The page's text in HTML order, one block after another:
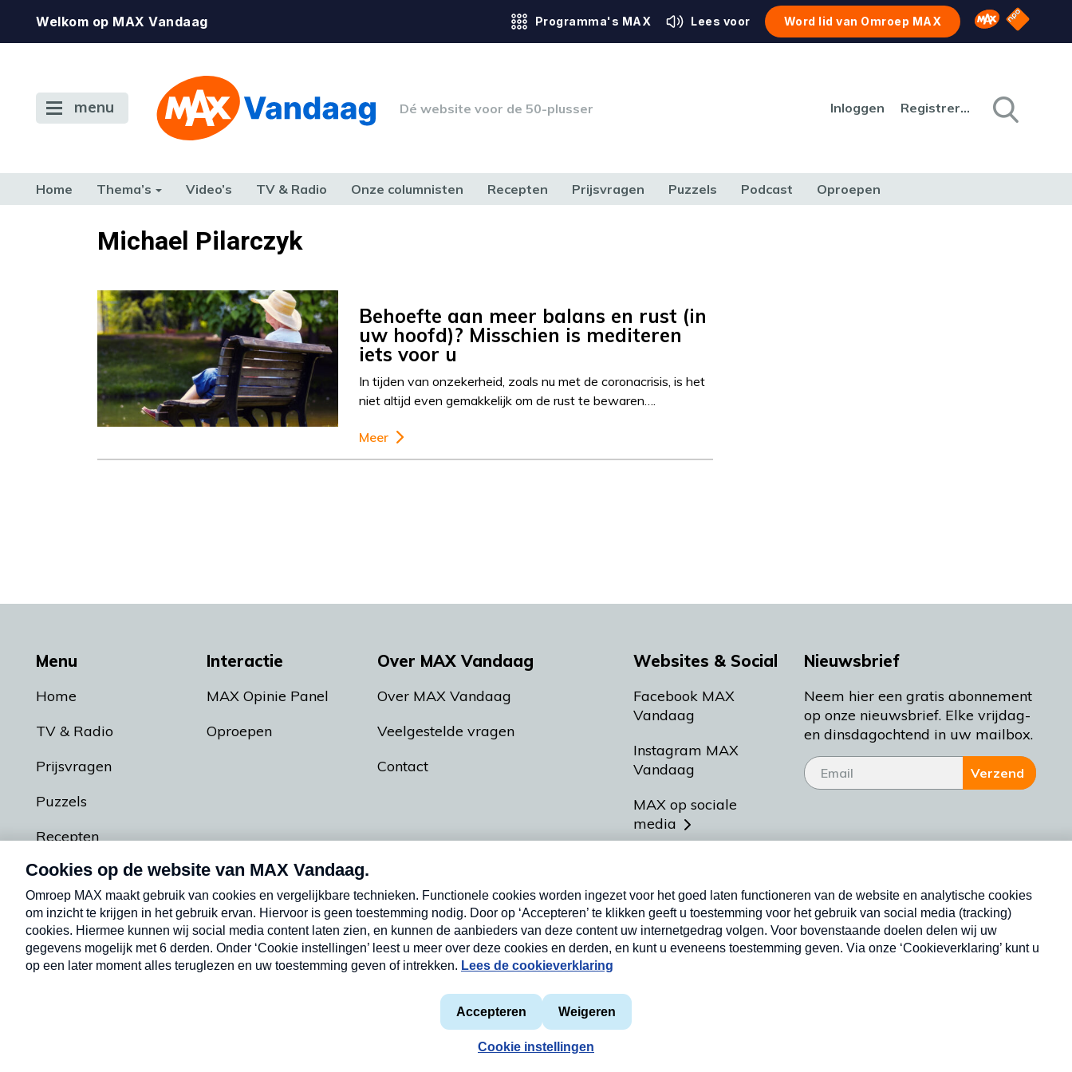
Welkom op MAX Vandaag Programma's MAX Lees voor Word lid van Omroep MAX Omroep MAX
NPO
menu Dé website voor de 50-plusser Inloggen Registreren
Home Thema’s Video’s TV & Radio Onze columnisten Recepten Prijsvragen Puzzels Podcast Oproepen
TERUG NAAR TOENMichael Pilarczyk
Behoefte aan meer balans en rust (in
uw hoofd)? Misschien is mediteren
iets voor u
In tijden van onzekerheid, zoals nu met de coronacrisis, is het
niet altijd even gemakkelijk om de rust te bewaren….
Meer
Menu
Home
TV & Radio
Prijsvragen
Puzzels
Recepten
Podcasts
Interactie
MAX Opinie Panel
Oproepen
Over MAX Vandaag
Over MAX Vandaag
Veelgestelde vragen
Contact
Websites & Social
Facebook MAX
Vandaag
Instagram MAX
Vandaag
MAX op sociale
media
Meldpunt Actueel
Heel Holland Bakt
Nieuwsbrief
Neem hier een gratis abonnement
op onze nieuwsbrief. Elke vrijdag-
en dinsdagochtend in uw mailbox.
Verzend
Privacyverklaring
Cookieverklaring
Nieuwsbrief
Neem hier een gratis abonnement op onze